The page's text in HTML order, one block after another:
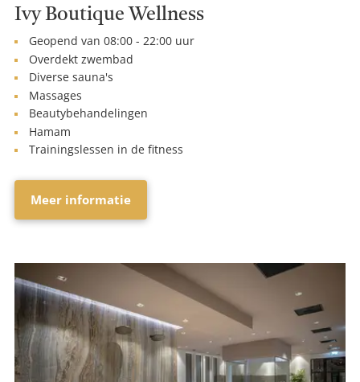
Ivy Boutique Wellness
Geopend van 08:00 - 22:00 uur
Overdekt zwembad
Diverse sauna's
Massages
Beautybehandelingen
Hamam
Trainingslessen in de fitness
Meer informatie